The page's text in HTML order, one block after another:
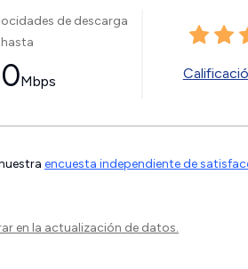
de descarga
Mbps
encuesta independiente de
en la actualización de datos.